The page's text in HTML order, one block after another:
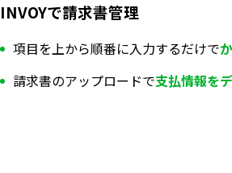
INVOYで請求書管理
項目を上から順番に入力するだけで
請求書のアップロードで支払情報を